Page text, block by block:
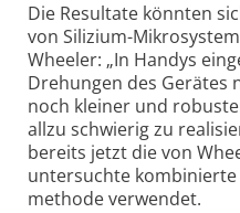
Die Resultate könnten
von Silizium-​​
Wheeler: „In Handys
Drehungen des Gerätes
noch kleiner und
allzu schwierig zu
bereits jetzt die von
untersuchte
methode verwendet.